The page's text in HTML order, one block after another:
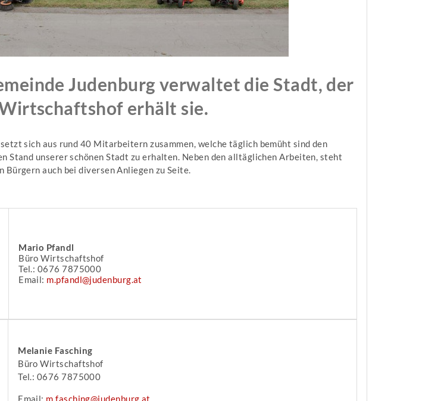
Judenburg verwaltet die Stadt, der
erhält sie.
sich aus rund 40 Mitarbeitern zusammen, welche täglich bemüht sind den
Stand unserer schönen Stadt zu erhalten. Neben den alltäglichen Arbeiten, steht
auch bei diversen Anliegen zu Seite.
Mario Pfandl
Büro Wirtschaftshof
Tel.: 0676 7875000
Email: m.pfandl@judenburg.at
Melanie Fasching
Büro Wirtschaftshof
Tel.: 0676 7875000
Email: m.fasching@judenburg.at